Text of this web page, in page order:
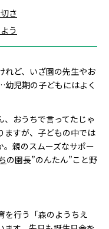
さ
う
れど、いざ園の先生やお
児期の子どもにはよく
、おうちで言ってたじゃ
ますが、子どもの中では
。親のスムーズなサポー
の園長”のんたん”こと野
を行う「森のようちえ